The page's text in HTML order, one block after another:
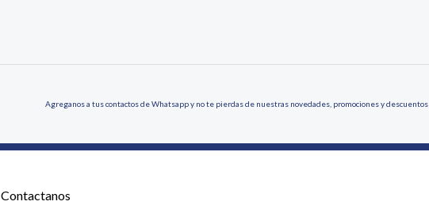
Agreganos a tus contactos de Whatsapp y no te pierdas de nuestras novedades, promociones y descuentos
Contactanos